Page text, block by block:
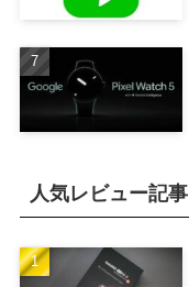
人気レビュー記事